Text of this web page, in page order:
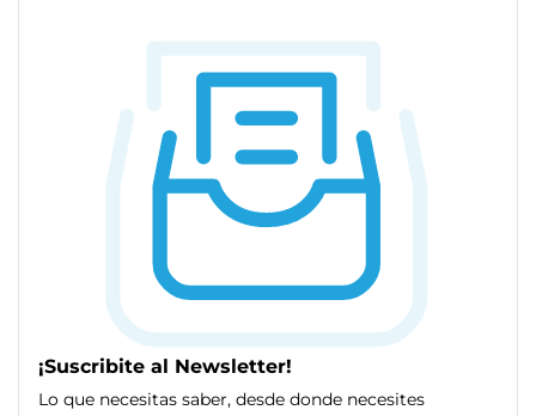
¡Suscribite al Newsletter!
Lo que necesitas saber, desde donde necesites